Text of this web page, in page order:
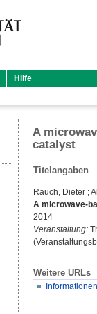
Hilfe
A
catalyst
Titelangaben
Rauch, Dieter ;
A microwave-
2014
Veranstaltung:
Weitere URLs